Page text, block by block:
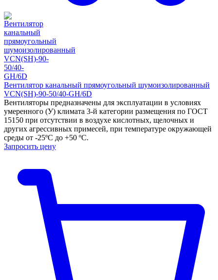
Вентилятор канальный прямоугольный шумоизолированный
VCN(SH)-90-50/40-GH/6D
Вентиляторы предназначены для эксплуатации в условиях
умеренного (У) климата 3-й категории размещения по ГОСТ
15150 при отсутствии в воздухе кислотных, щелочных и
других агрессивных примесей, при температуре окружающей
среды от -25ºС до +50 ºС.
Запросить цену